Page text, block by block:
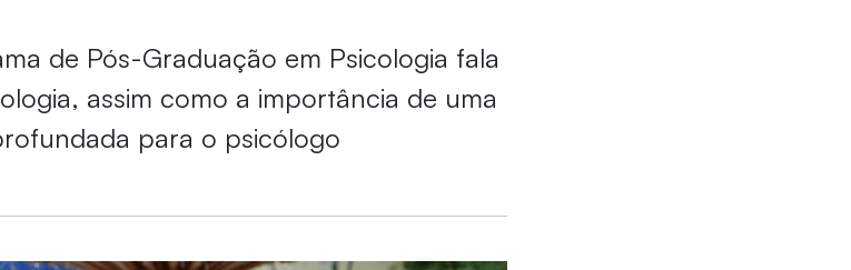
de Pós-Graduação em Psicologia fala
assim como a importância de uma
para o psicólogo